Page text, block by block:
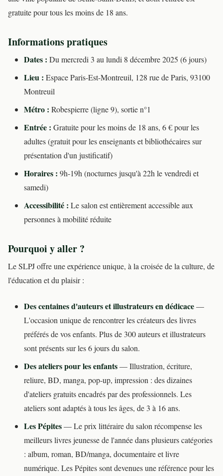
gratuite pour tous les moins de 18 ans.
Informations pratiques
Dates : Du mercredi 3 au lundi 8 décembre 2025 (6 jours)
Lieu : Espace Paris-Est-Montreuil, 128 rue de Paris, 93100
Montreuil
Métro : Robespierre (ligne 9), sortie n°1
Entrée : Gratuite pour les moins de 18 ans, 6 € pour les
adultes (gratuit pour les enseignants et bibliothécaires sur
présentation d'un justificatif)
Horaires : 9h-19h (nocturnes jusqu'à 22h le vendredi et
samedi)
Accessibilité : Le salon est entièrement accessible aux
personnes à mobilité réduite
Pourquoi y aller ?
Le SLPJ offre une expérience unique, à la croisée de la culture, de
l'éducation et du plaisir :
Des centaines d'auteurs et illustrateurs en dédicace—
L'occasion unique de rencontrer les créateurs des livres
préférés de vos enfants. Plus de 300 auteurs et illustrateurs
sont présents sur les 6 jours du salon.
Des ateliers pour les enfants— Illustration, écriture,
reliure, BD, manga, pop-up, impression : des dizaines
d'ateliers gratuits encadrés par des professionnels. Les
ateliers sont adaptés à tous les âges, de 3 à 16 ans.
Les Pépites— Le prix littéraire du salon récompense les
meilleurs livres jeunesse de l'année dans plusieurs catégories
: album, roman, BD/manga, documentaire et livre
numérique. Les Pépites sont devenues une référence pour les